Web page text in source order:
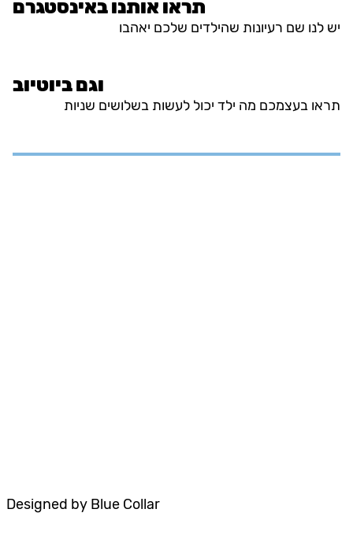
תראו אותנו באינסטגרם
יש לנו שם רעיונות שהילדים שלכם יאהבו
וגם ביוטיוב
תראו בעצמכם מה ילד יכול לעשות בשלושים שניות
Designed by Blue Collar